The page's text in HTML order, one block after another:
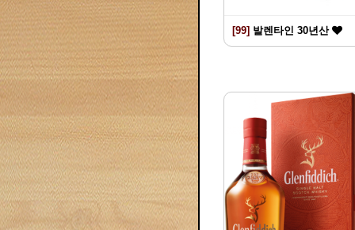
[99] 발렌타인 30년산